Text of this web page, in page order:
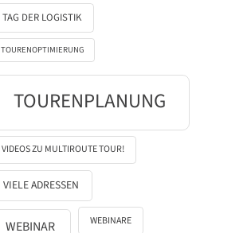
TAG DER LOGISTIK
TOURENOPTIMIERUNG
TOURENPLANUNG
VIDEOS ZU MULTIROUTE TOUR!
VIELE ADRESSEN
WEBINAR WEBINARE